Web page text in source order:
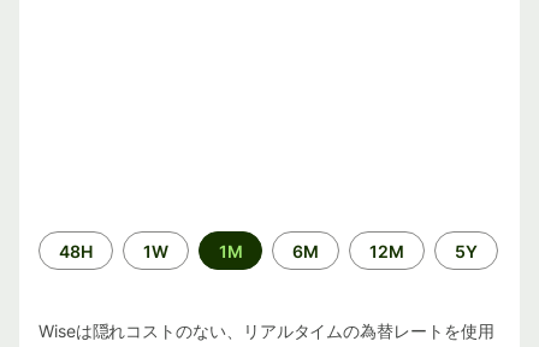
期
間
48H 1W 1M 6M 12M 5Y
Wiseは隠れコストのない、リアルタイムの為替レートを使用